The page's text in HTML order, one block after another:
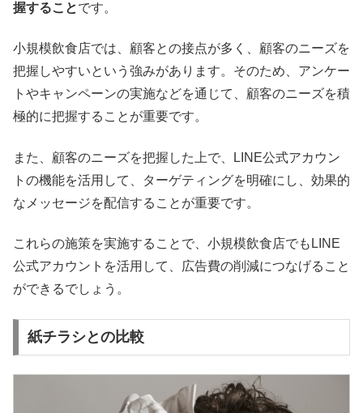
握することです。
小規模飲食店では、顧客との接点が多く、顧客のニーズを
把握しやすいという強みがあります。そのため、アンケー
トやキャンペーンの実施などを通じて、顧客のニーズを積
極的に把握することが重要です。
また、顧客のニーズを把握した上で、LINE公式アカウン
トの機能を活用して、ターゲティングを明確にし、効果的
なメッセージを配信することが重要です。
これらの施策を実施することで、小規模飲食店でもLINE
公式アカウントを活用して、広告費の削減につなげること
ができるでしょう。
紙チラシとの比較